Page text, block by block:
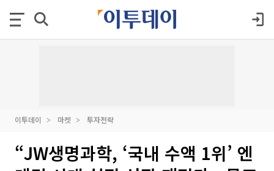
이투데이 마켓 투자전략
“JW생명과학, ‘국내 수액 1위’ 엔